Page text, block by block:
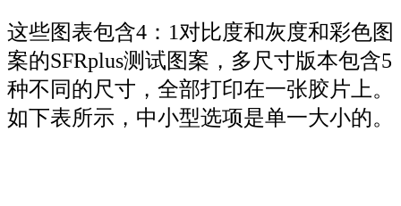
这些图表包含4：1对比度和灰度和彩色图
案的SFRplus测试图案，多尺寸版本包含5
种不同的尺寸，全部打印在一张胶片上。
如下表所示，中小型选项是单一大小的。